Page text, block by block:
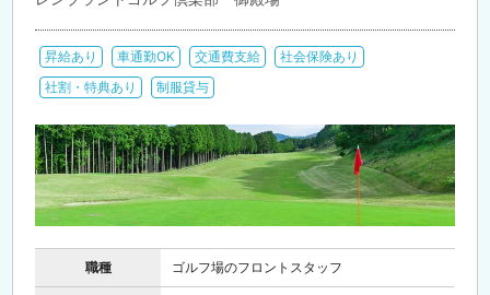
昇給あり 車通勤OK 交通費支給
社会保険あり
社割・特典あり
制服貸与
職種 ゴルフ場のフロントスタッフ